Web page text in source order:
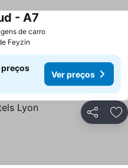
de carroVer preços
- A7
Feyzin
preços
Ver preços
Partilhar